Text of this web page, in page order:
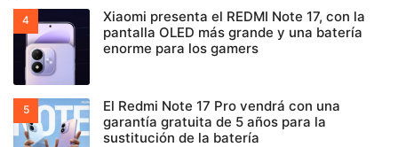
Xiaomi presenta el REDMI Note 17, con la
pantalla OLED más grande y una batería
enorme para los gamers
El Redmi Note 17 Pro vendrá con una
garantía gratuita de 5 años para la
sustitución de la batería